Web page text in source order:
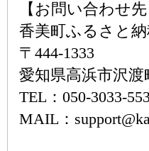
【お問い合わせ先
香美町ふるさと
〒444-1333
愛知県高浜市沢渡
TEL：050-3033-
MAIL：